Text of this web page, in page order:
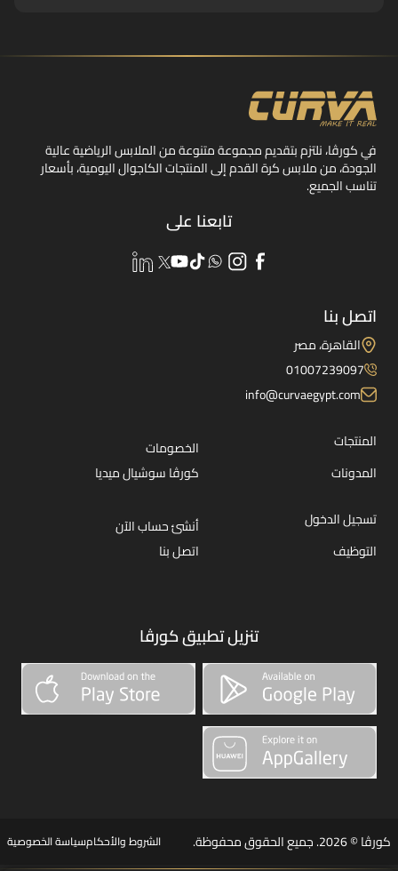
في كورڤا، نلتزم بتقديم مجموعة متنوعة من الملابس الرياضية عالية
الجودة، من ملابس كرة القدم إلى المنتجات الكاجوال اليومية، بأسعار
تناسب الجميع.
تابعنا على
اتصل بنا
القاهرة، مصر
01007239097
info@curvaegypt.com
المنتجات
الخصومات
المدونات
كورڤا سوشيال ميديا
تسجيل الدخول
أنشئ حساب الآن
التوظيف
اتصل بنا
تنزيل تطبيق كورڤا
كورڤا © 2026. جميع الحقوق محفوظة. الشروط والأحكامسياسة الخصوصية